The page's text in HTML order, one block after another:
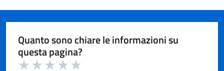
Quanto sono chiare le informazioni su
questa pagina?